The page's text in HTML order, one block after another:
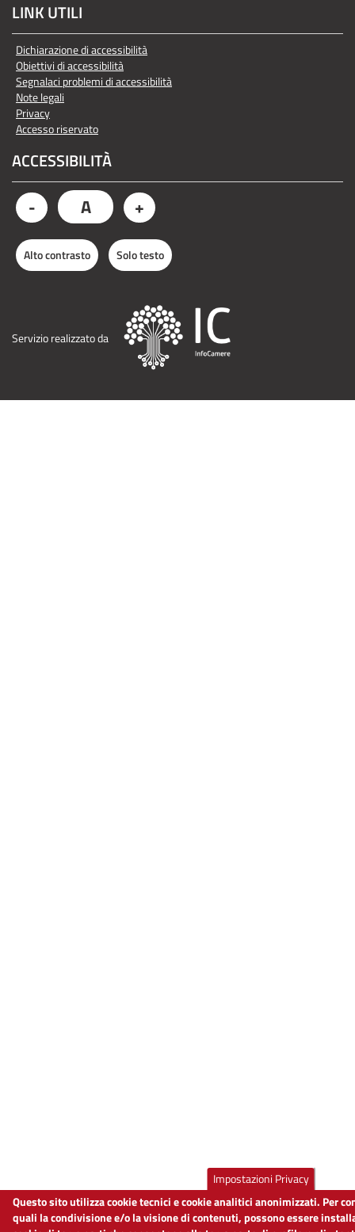
LINK UTILI
Dichiarazione di accessibilità
Obiettivi di accessibilità
Segnalaci problemi di accessibilità
Note legali
Privacy
Accesso riservato
ACCESSIBILITÀ
- A +
Alto contrasto Solo testo
Servizio realizzato da
Impostazioni Privacy
Questo sito utilizza cookie tecnici e cookie analitici anonimizzati. Per
quali la condivisione e/o la visione di contenuti, possono essere